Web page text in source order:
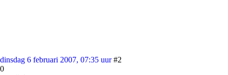
dinsdag 6 februari 2007, 07:35 uur #2
0